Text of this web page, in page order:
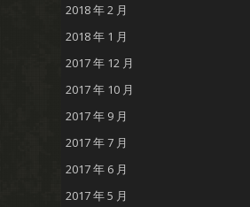
2018 年 2 月
2018 年 1 月
2017 年 12 月
2017 年 10 月
2017 年 9 月
2017 年 7 月
2017 年 6 月
2017 年 5 月